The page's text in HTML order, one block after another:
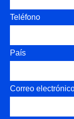
Teléfono
País
Correo